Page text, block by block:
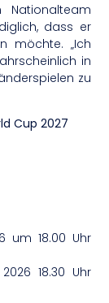
dass er
möchte. „Ich
in
zu
Cup 2027
um 18.00 Uhr
18.30 Uhr